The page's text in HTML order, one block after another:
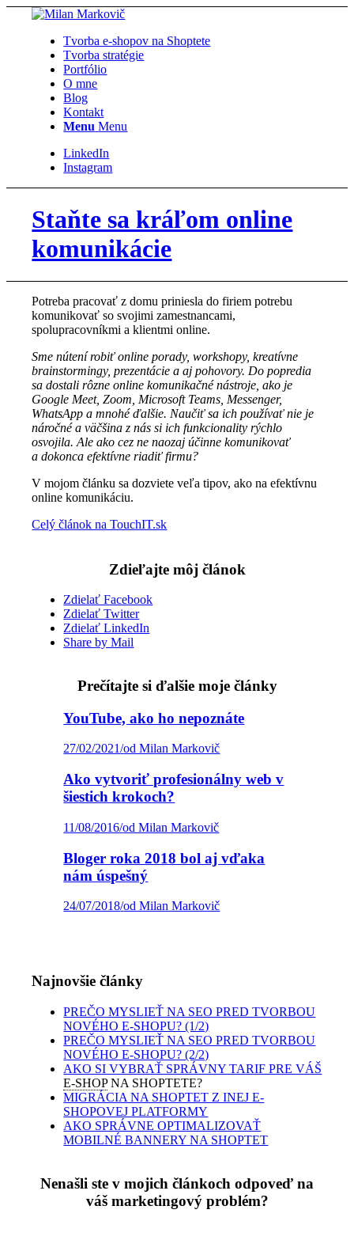
Tvorba e-shopov na Shoptete
Tvorba stratégie
Portfólio
O mne
Blog
Kontakt
Menu Menu
LinkedIn
Instagram
Staňte sa kráľom online
komunikácie
Potreba pracovať z domu priniesla do firiem potrebu
komunikovať so svojimi zamestnancami,
spolupracovníkmi a klientmi online.
Sme nútení robiť online porady, workshopy, kreatívne
brainstormingy, prezentácie a aj pohovory. Do popredia
sa dostali rôzne online komunikačné nástroje, ako je
Google Meet, Zoom, Microsoft Teams, Messenger,
WhatsApp a mnohé ďalšie. Naučiť sa ich používať nie je
náročné a väčšina z nás si ich funkcionality rýchlo
osvojila. Ale ako cez ne naozaj účinne komunikovať
a dokonca efektívne riadiť firmu?
V mojom článku sa dozviete veľa tipov, ako na efektívnu
online komunikáciu.
Celý článok na TouchIT.sk
Zdieľajte môj článok
Zdielať Facebook
Zdielať Twitter
Zdielať LinkedIn
Share by Mail
Prečítajte si ďalšie moje články
YouTube, ako ho nepoznáte
27/02/2021/od Milan Markovič
Ako vytvoriť profesionálny web v
šiestich krokoch?
11/08/2016/od Milan Markovič
Bloger roka 2018 bol aj vďaka
nám úspešný
24/07/2018/od Milan Markovič
Najnovšie články
PREČO MYSLIEŤ NA SEO PRED TVORBOU
NOVÉHO E-SHOPU? (1/2)
PREČO MYSLIEŤ NA SEO PRED TVORBOU
NOVÉHO E-SHOPU? (2/2)
AKO SI VYBRAŤ SPRÁVNY TARIF PRE VÁŠ
E-SHOPNA SHOPTETE?
MIGRÁCIA NA SHOPTET Z INEJ E-
SHOPOVEJ PLATFORMY
AKO SPRÁVNE OPTIMALIZOVAŤ
MOBILNÉ BANNERY NA SHOPTET
Nenašli ste v mojich článkoch odpoveď na
váš marketingový problém?